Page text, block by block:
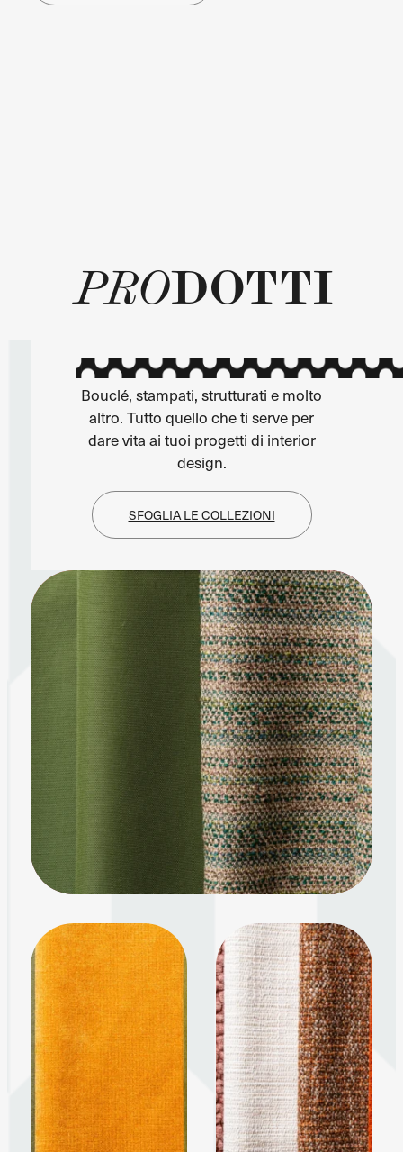
PRODOTTI
Bouclé, stampati, strutturati e molto
altro. Tutto quello che ti serve per
dare vita ai tuoi progetti di interior
design.
SFOGLIA LE COLLEZIONI